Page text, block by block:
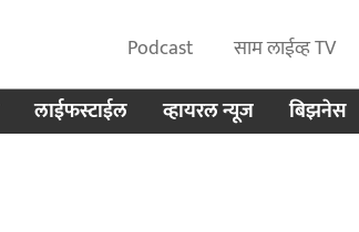
Podcast साम लाईव्ह TV
लाईफस्टाईल व्हायरल न्यूज बिझनेस